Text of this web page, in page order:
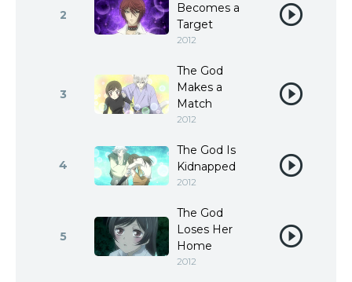
2
Becomes a
Target
2012
3
The God
Makes a
Match
2012
4
The God Is
Kidnapped
2012
5
The God
Loses Her
Home
2012